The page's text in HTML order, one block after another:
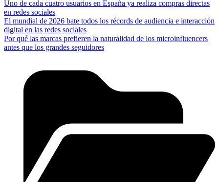
Uno de cada cuatro usuarios en España ya realiza compras directas
en redes sociales
El mundial de 2026 bate todos los récords de audiencia e interacción
digital en las redes sociales
Por qué las marcas prefieren la naturalidad de los microinfluencers
antes que los grandes seguidores